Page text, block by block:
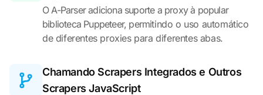
O A-Parser adiciona suporte a proxy à popular
biblioteca Puppeteer, permitindo o uso automático
de diferentes proxies para diferentes abas.
Chamando Scrapers Integrados e Outros
Scrapers JavaScript